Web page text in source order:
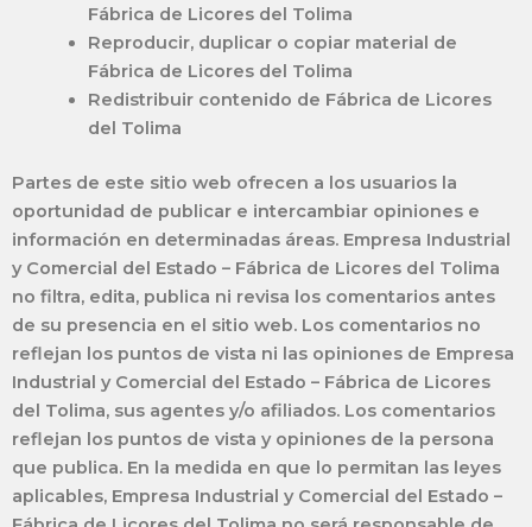
Fábrica de Licores del Tolima
Reproducir, duplicar o copiar material de
Fábrica de Licores del Tolima
Redistribuir contenido de Fábrica de Licores
del Tolima
Partes de este sitio web ofrecen a los usuarios la
oportunidad de publicar e intercambiar opiniones e
información en determinadas áreas. Empresa Industrial
y Comercial del Estado – Fábrica de Licores del Tolima
no filtra, edita, publica ni revisa los comentarios antes
de su presencia en el sitio web. Los comentarios no
reflejan los puntos de vista ni las opiniones de Empresa
Industrial y Comercial del Estado – Fábrica de Licores
del Tolima, sus agentes y/o afiliados. Los comentarios
reflejan los puntos de vista y opiniones de la persona
que publica. En la medida en que lo permitan las leyes
aplicables, Empresa Industrial y Comercial del Estado –